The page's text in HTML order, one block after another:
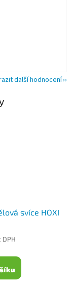
další hodnocení
svíce HOXI
DPH